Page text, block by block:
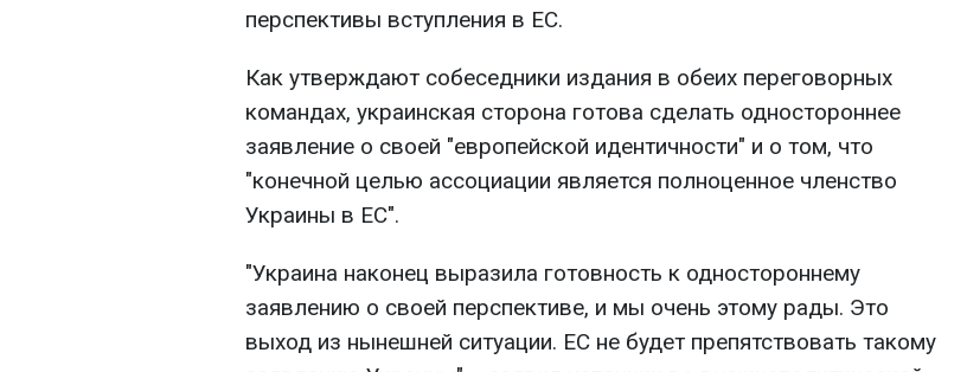
перспективы вступления в ЕС.
Как утверждают собеседники издания в обеих переговорных
командах, украинская сторона готова сделать одностороннее
заявление о своей "европейской идентичности" и о том, что
"конечной целью ассоциации является полноценное членство
Украины в ЕС".
"Украина наконец выразила готовность к одностороннему
заявлению о своей перспективе, и мы очень этому рады. Это
выход из нынешней ситуации. ЕС не будет препятствовать такому